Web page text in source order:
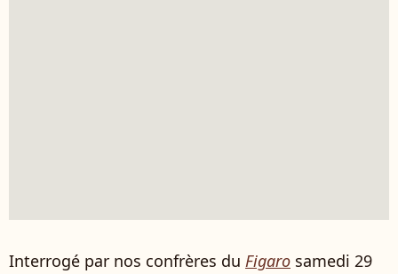
Interrogé par nos confrères du Figaro samedi 29